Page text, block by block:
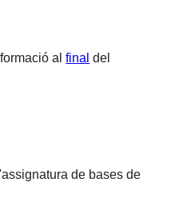
alfinal del
de bases de